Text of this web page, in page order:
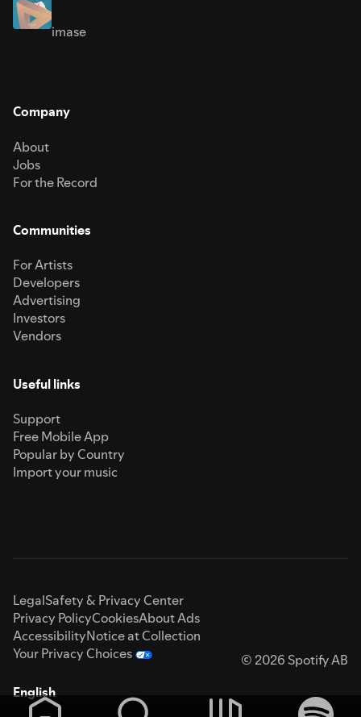
imase
Company
About
Jobs
For the Record
Communities
For Artists
Developers
Advertising
Investors
Vendors
Useful links
Support
Free Mobile App
Popular by Country
Import your music
LegalSafety & Privacy Center
Privacy PolicyCookiesAbout Ads
AccessibilityNotice at Collection
Your Privacy Choices
© 2026 Spotify AB
English